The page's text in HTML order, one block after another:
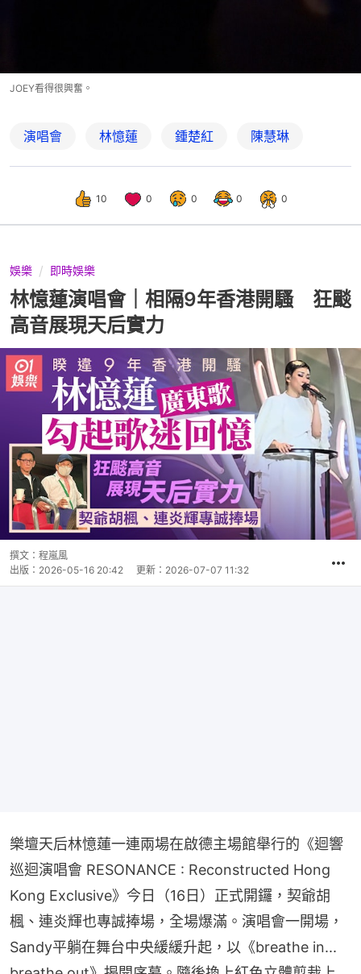
JOEY看得很興奮。
演唱會 林憶蓮 鍾楚紅 陳慧琳
10 0 0 0 0
娛樂 即時娛樂
林憶蓮演唱會｜相隔9年香港開騷 狂颷
高音展現天后實力
撰文： 程嵐風
出版： 2026-05-16 20:42 更新： 2026-07-07 11:32
樂壇天后林憶蓮一連兩場在啟德主場館舉行的《迴響
巡迴演唱會 RESONANCE : Reconstructed Hong
Kong Exclusive》今日（16日）正式開鑼，契爺胡
楓、連炎輝也專誠捧場，全場爆滿。演唱會一開場，
Sandy平躺在舞台中央緩緩升起，以《breathe in...